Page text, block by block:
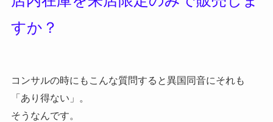
すか？
コンサルの時にもこんな質問すると異国同音にそれも
「あり得ない」。
そうなんです。